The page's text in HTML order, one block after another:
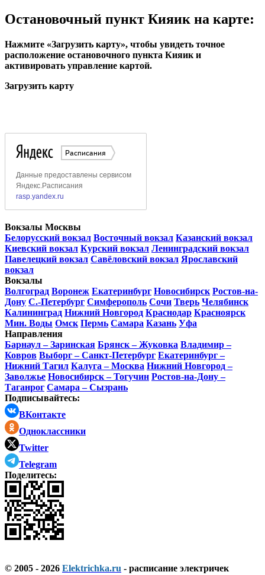
Остановочный пункт Кияик на карте:
Нажмите «Загрузить карту», чтобы увидеть точное
расположение остановочного пункта Кияик и
активировать управление картой.
Загрузить карту
Вокзалы Москвы
Белорусский вокзал Восточный вокзал Казанский вокзал
Киевский вокзал Курский вокзал Ленинградский вокзал
Павелецкий вокзал Савёловский вокзал Ярославский
вокзал
Вокзалы
Волгоград Воронеж Екатеринбург Новосибирск Ростов-на-
Дону С.-Петербург Симферополь Сочи Тверь Челябинск
Калининград Нижний Новгород Краснодар Красноярск
Мин. Воды Омск Пермь Самара Казань Уфа
Направления
Барнаул – Заринская Брянск – Жуковка Владимир –
Ковров Выборг – Санкт-Петербург Екатеринбург –
Нижний Тагил Калуга – Москва Нижний Новгород –
Заволжье Новосибирск – Тогучин Ростов-на-Дону –
Таганрог Самара – Сызрань
Подписывайтесь:
ВКонтакте
Одноклассники
Twitter
Telegram
Поделитесь:
© 2005 - 2026 Elektrichka.ru - расписание электричек